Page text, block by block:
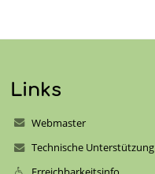
Links
Webmaster
Technische Unterstützung